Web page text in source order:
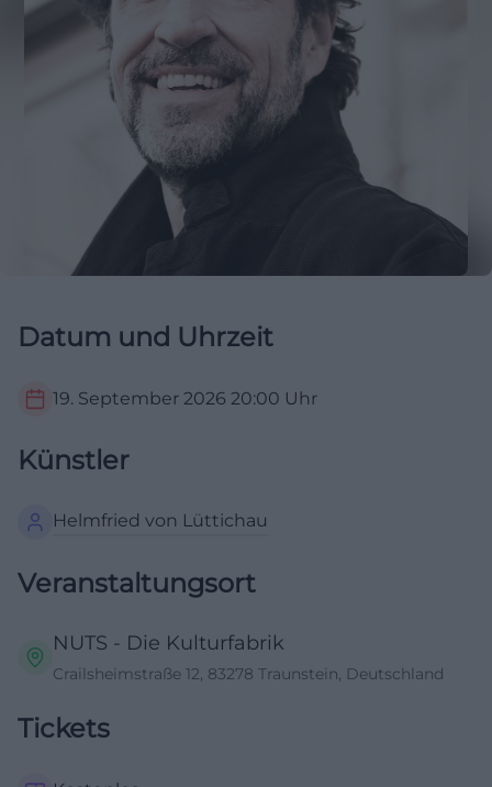
Datum und Uhrzeit
19. September 2026 20:00 Uhr
Künstler
Helmfried von Lüttichau
Veranstaltungsort
NUTS - Die Kulturfabrik
Crailsheimstraße 12, 83278 Traunstein, Deutschland
Tickets